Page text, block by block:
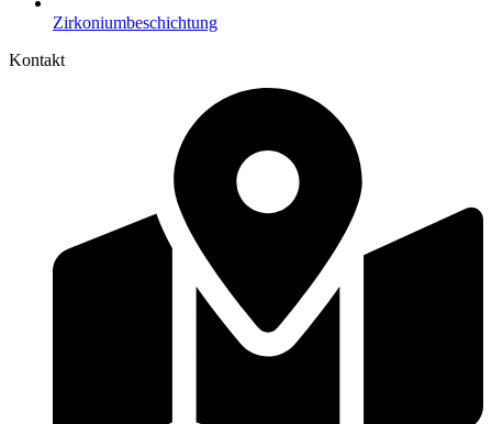
Zirkoniumbeschichtung
Kontakt